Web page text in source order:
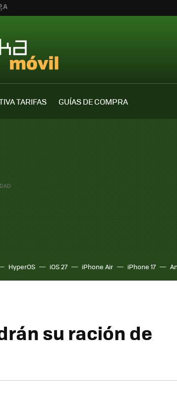
TARIFAS
GUÍAS DE COMPRA
HyperOS iOS 27 iPhone Air iPhone 17
su ración de